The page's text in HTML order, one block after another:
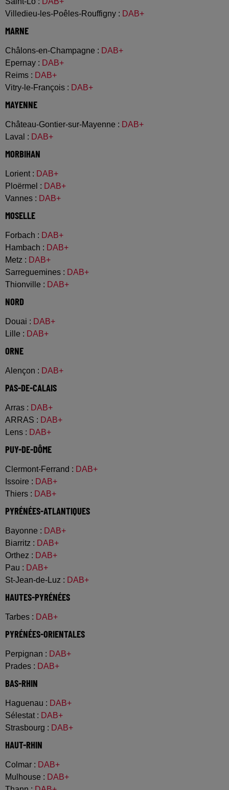
Villedieu-les-Poêles-Rouffigny : DAB+
MARNE
Châlons-en-Champagne : DAB+
Epernay : DAB+
Reims : DAB+
Vitry-le-François : DAB+
MAYENNE
Château-Gontier-sur-Mayenne : DAB+
Laval : DAB+
MORBIHAN
Lorient: DAB+
Ploërmel : DAB+
Vannes : DAB+
MOSELLE
Forbach : DAB+
Hambach : DAB+
Metz : DAB+
Sarreguemines : DAB+
Thionville : DAB+
NORD
Douai : DAB+
Lille : DAB+
ORNE
Alençon : DAB+
PAS-DE-CALAIS
Arras : DAB+
ARRAS : DAB+
Lens : DAB+
PUY-DE-DÔME
Clermont-Ferrand : DAB+
Issoire : DAB+
Thiers : DAB+
PYRÉNÉES-ATLANTIQUES
Bayonne : DAB+
Biarritz : DAB+
Orthez : DAB+
Pau : DAB+
St-Jean-de-Luz : DAB+
HAUTES-PYRÉNÉES
Tarbes : DAB+
PYRÉNÉES-ORIENTALES
Perpignan : DAB+
Prades : DAB+
BAS-RHIN
Haguenau : DAB+
Sélestat: DAB+
Strasbourg : DAB+
HAUT-RHIN
Colmar : DAB+
Mulhouse : DAB+